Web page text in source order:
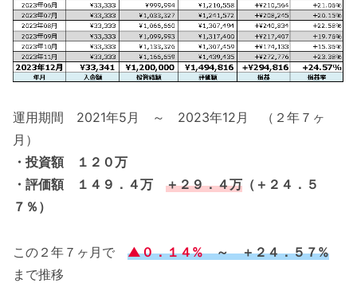
運用期間 2021年5月 ～ 2023年12月 （２年７ヶ
月）
・投資額 １２０万
・評価額 １４９．４万 ＋２９．４万 （＋２４．５
７％）
この２年７ヶ月で ▲０．１４%～ ＋２４．５７%
まで推移